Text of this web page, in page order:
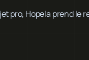
pro, Hopela prend le